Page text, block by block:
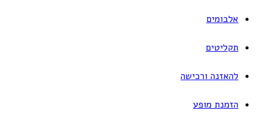
אלבומים
תקליטים
להאזנה ורכישה
הזמנת מופע